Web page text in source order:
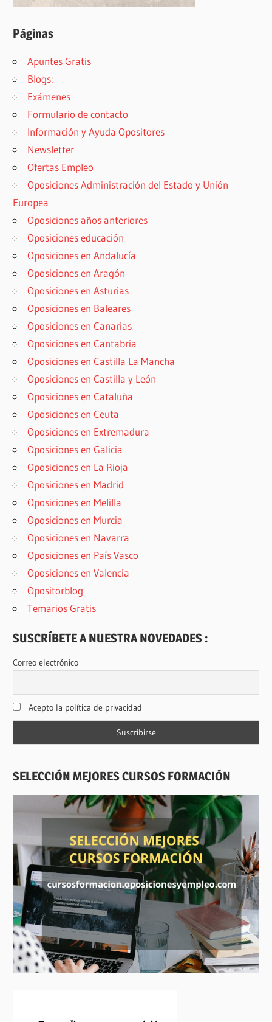
Páginas
Apuntes Gratis
Blogs:
Exámenes
Formulario de contacto
Información y Ayuda Opositores
Newsletter
Ofertas Empleo
Oposiciones Administración del Estado y Unión
Europea
Oposiciones años anteriores
Oposiciones educación
Oposiciones en Andalucía
Oposiciones en Aragón
Oposiciones en Asturias
Oposiciones en Baleares
Oposiciones en Canarias
Oposiciones en Cantabria
Oposiciones en Castilla La Mancha
Oposiciones en Castilla y León
Oposiciones en Cataluña
Oposiciones en Ceuta
Oposiciones en Extremadura
Oposiciones en Galicia
Oposiciones en La Rioja
Oposiciones en Madrid
Oposiciones en Melilla
Oposiciones en Murcia
Oposiciones en Navarra
Oposiciones en País Vasco
Oposiciones en Valencia
Opositorblog
Temarios Gratis
SUSCRÍBETE A NUESTRA NOVEDADES :
Correo electrónico
Acepto la política de privacidad
SELECCIÓN MEJORES CURSOS FORMACIÓN